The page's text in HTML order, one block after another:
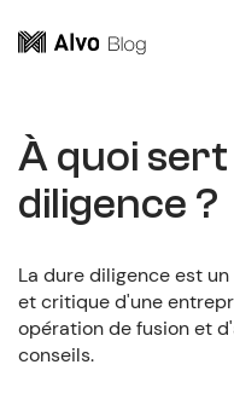
À quoi
diligence ?
La dure diligence est
et critique d'une
opération de fusion et
conseils.